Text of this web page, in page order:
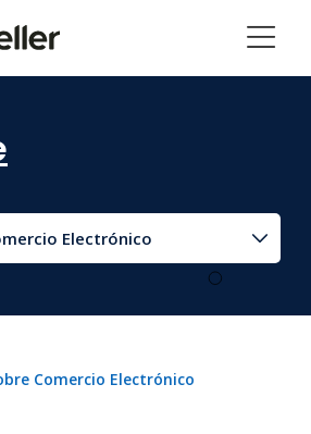
Electrónico
Comercio Electrónico